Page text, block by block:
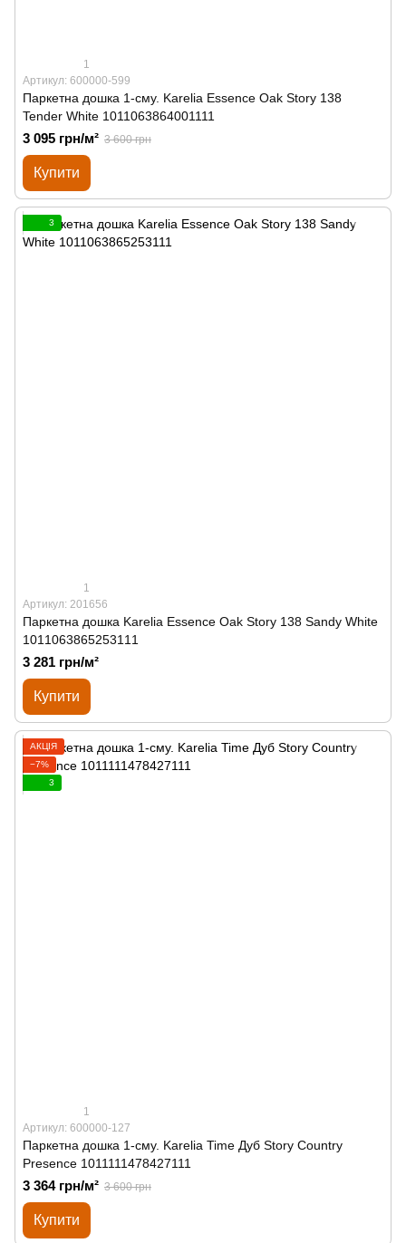
1
Артикул: 600000-599
Паркетна дошка 1-сму. Karelia Essence Oak Story 138
Tender White 1011063864001111
3 095 грн/м² 3 600 грн
Купити
3
1
Артикул: 201656
Паркетна дошка Karelia Essence Oak Story 138 Sandy White
1011063865253111
3 281 грн/м²
Купити
АКЦІЯ
−7%
3
1
Артикул: 600000-127
Паркетна дошка 1-сму. Karelia Time Дуб Story Country
Presence 1011111478427111
3 364 грн/м² 3 600 грн
Купити